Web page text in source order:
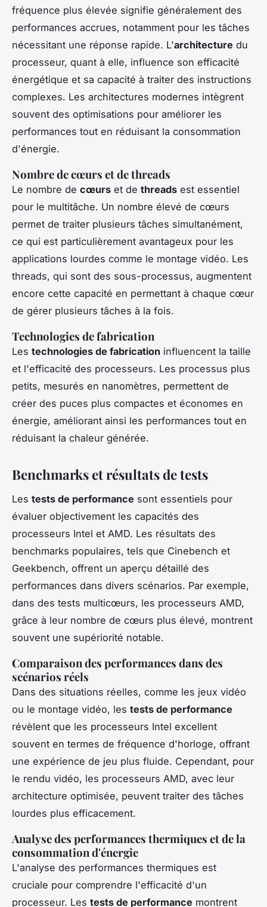
fréquence plus élevée signifie généralement des
performances accrues, notamment pour les tâches
nécessitant une réponse rapide. L'architecture du
processeur, quant à elle, influence son efficacité
énergétique et sa capacité à traiter des instructions
complexes. Les architectures modernes intègrent
souvent des optimisations pour améliorer les
performances tout en réduisant la consommation
d'énergie.
Nombre de cœurs et de threads
Le nombre de cœurs et de threads est essentiel
pour le multitâche. Un nombre élevé de cœurs
permet de traiter plusieurs tâches simultanément,
ce qui est particulièrement avantageux pour les
applications lourdes comme le montage vidéo. Les
threads, qui sont des sous-processus, augmentent
encore cette capacité en permettant à chaque cœur
de gérer plusieurs tâches à la fois.
Technologies de fabrication
Les technologies de fabrication influencent la taille
et l'efficacité des processeurs. Les processus plus
petits, mesurés en nanomètres, permettent de
créer des puces plus compactes et économes en
énergie, améliorant ainsi les performances tout en
réduisant la chaleur générée.
Benchmarks et résultats de tests
Les tests de performance sont essentiels pour
évaluer objectivement les capacités des
processeurs Intel et AMD. Les résultats des
benchmarks populaires, tels que Cinebench et
Geekbench, offrent un aperçu détaillé des
performances dans divers scénarios. Par exemple,
dans des tests multicœurs, les processeurs AMD,
grâce à leur nombre de cœurs plus élevé, montrent
souvent une supériorité notable.
Comparaison des performances dans des
scénarios réels
Dans des situations réelles, comme les jeux vidéo
ou le montage vidéo, les tests de performance
révèlent que les processeurs Intel excellent
souvent en termes de fréquence d'horloge, offrant
une expérience de jeu plus fluide. Cependant, pour
le rendu vidéo, les processeurs AMD, avec leur
architecture optimisée, peuvent traiter des tâches
lourdes plus efficacement.
Analyse des performances thermiques et de la
consommation d'énergie
L'analyse des performances thermiques est
cruciale pour comprendre l'efficacité d'un
processeur. Les tests de performance montrent